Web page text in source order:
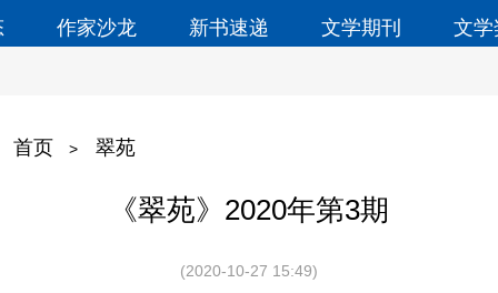
作家沙龙 新书速递 文学期刊 文
首页 > 翠苑
《翠苑》2020年第3期
(2020-10-27 15:49)